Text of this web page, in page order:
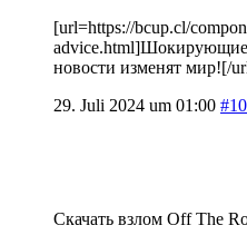
[url=https://bcup.cl/
новости изменят мир![/
29. Juli 2024 um 01:00
Скачать взлом Off The